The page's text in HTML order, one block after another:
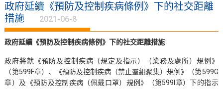
政府延續《預防及控制疾病條例》下的社交距離
措施
2021-06-8
政府延續《預防及控制疾病條例》下的社交距離措施
政府將就《預防及控制疾病（規定及指示）（業務及處所）規例》
（第599F章）、《預防及控制疾病（禁止羣組聚集）規例》（第599G
章）及《預防及控制疾病（佩戴口罩）規例》（第599I章）下的指示